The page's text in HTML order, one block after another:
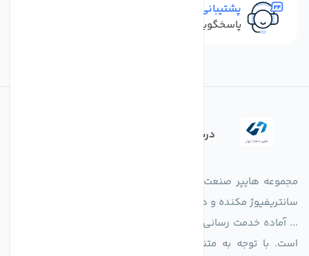
پشتیبانی سریع
پاسخگویی سریع به تماس‌ها و پیام‌ها
درباره فروشگاه
مجموعه هایپر صنعت ایران در امر تولید و واردات انواع فن های
سانتریفیوژ مکنده و دمنده آکسیال، سقفی، بین کانالی، مرغداری و
... آماده خدمت رسانی به شرکت های تولیدی، صنعتی و ساختمانی
است. با توجه به متنوع بودن فن های تولیدی کمپانی اروپایی